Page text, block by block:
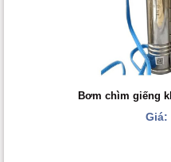
Bơm chìm giếng
Giá: